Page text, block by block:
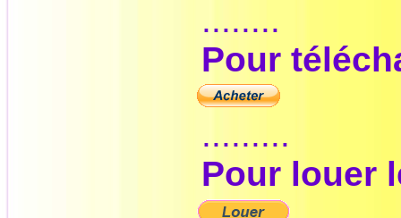
........
Pour
.........
Pour louer